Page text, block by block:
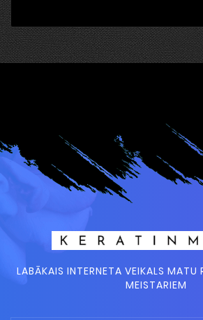
LABĀKAIS INTERNETA VEIKALS MATU
MEISTARIEM